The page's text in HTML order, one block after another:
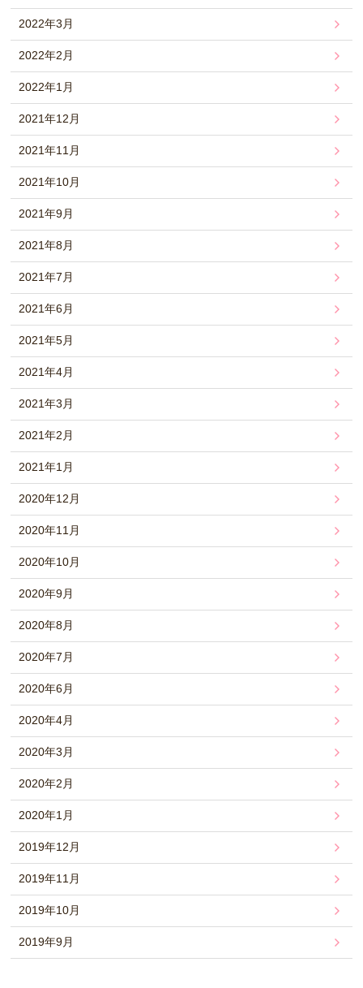
2022年3月
2022年2月
2022年1月
2021年12月
2021年11月
2021年10月
2021年9月
2021年8月
2021年7月
2021年6月
2021年5月
2021年4月
2021年3月
2021年2月
2021年1月
2020年12月
2020年11月
2020年10月
2020年9月
2020年8月
2020年7月
2020年6月
2020年4月
2020年3月
2020年2月
2020年1月
2019年12月
2019年11月
2019年10月
2019年9月